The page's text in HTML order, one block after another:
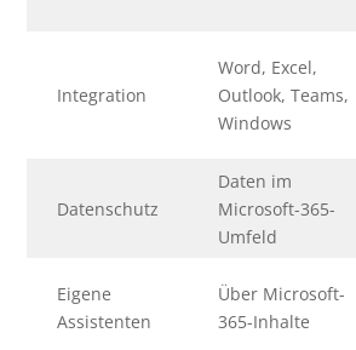
Integration
Word, Excel,
Outlook, Teams,
Windows
Datenschutz
Daten im
Microsoft-365-
Umfeld
Eigene
Assistenten
Über Microsoft-
365-Inhalte